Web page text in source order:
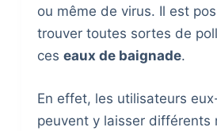
ou même de virus. Il est
trouver toutes sortes de
ces eaux de baignade.
En effet, les utilisateurs
peuvent y laisser différents